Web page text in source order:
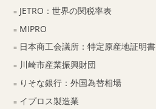
JETRO：世界の関税率表
MIPRO
日本商工会議所：特定原産地証明書
川崎市産業振興財団
りそな銀行：外国為替相場
イプロス製造業